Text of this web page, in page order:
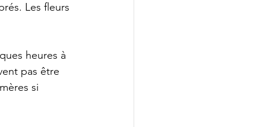
Les fleurs
heures à
pas être
si